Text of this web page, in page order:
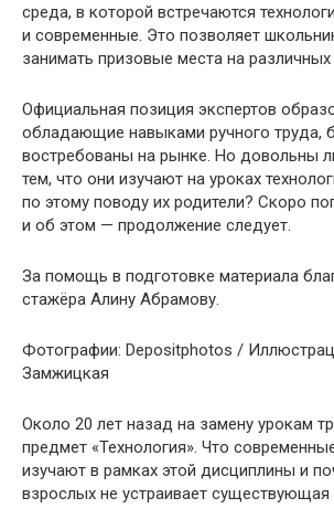
среда, в которой встречаются
и современные. Это позволяет
занимать призовые места на
Официальная позиция экспертов
обладающие навыками ручного труда,
востребованы на рынке. Но довольны
тем, что они изучают на уроках
по этому поводу их родители? Скоро
и об этом — продолжение следует.
За помощь в подготовке материала
стажёра Алину Абрамову.
Фотографии: Depositphotos /
Замжицкая
Около 20 лет назад на замену урокам
предмет «Технология». Что
изучают в рамках этой дисциплины и
взрослых не устраивает существующая